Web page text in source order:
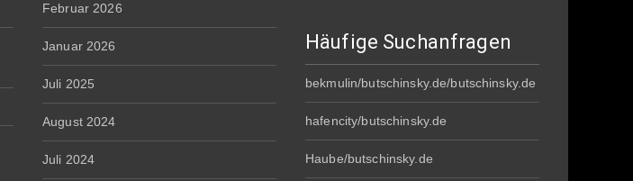
Februar 2026
Januar 2026
Juli 2025
August 2024
Juli 2024
Häufige Suchanfragen
bekmulin/butschinsky.de/butschinsky.de
hafencity/butschinsky.de
Haube/butschinsky.de